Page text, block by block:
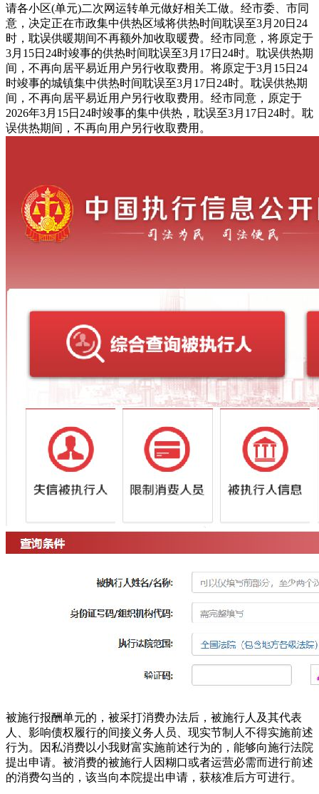
请各小区(单元)二次网运转单元做好相关工做。经市委、市同
意，决定正在市政集中供热区域将供热时间耽误至3月20日24
时，耽误供暖期间不再额外加收取暖费。经市同意，将原定于
3月15日24时竣事的供热时间耽误至3月17日24时。耽误供热期
间，不再向居平易近用户另行收取费用。将原定于3月15日24
时竣事的城镇集中供热时间耽误至3月17日24时。耽误供热期
间，不再向居平易近用户另行收取费用。经市同意，原定于
2026年3月15日24时竣事的集中供热，耽误至3月17日24时。耽
误供热期间，不再向用户另行收取费用。
被施行报酬单元的，被采打消费办法后，被施行人及其代表
人、影响债权履行的间接义务人员、现实节制人不得实施前述
行为。因私消费以小我财富实施前述行为的，能够向施行法院
提出申请。被消费的被施行人因糊口或者运营必需而进行前述
的消费勾当的，该当向本院提出申请，获核准后方可进行。